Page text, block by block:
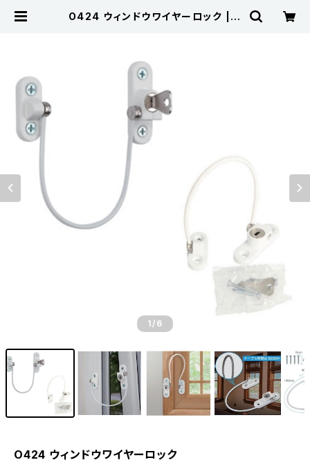
O424 ウィンドウワイヤーロック | K
1 /6
O424 ウィンドウワイヤーロック